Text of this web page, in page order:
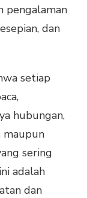
pengalaman
dan
setiap
hubungan,
maupun
sering
adalah
dan